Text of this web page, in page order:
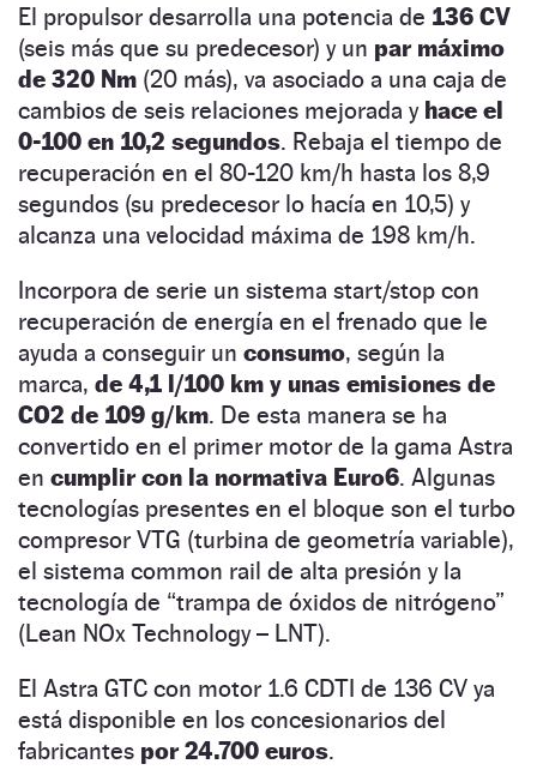
El propulsor desarrolla una potencia de 136 CV
(seis más que su predecesor) y un par máximo
de 320 Nm (20 más), va asociado a una caja de
cambios de seis relaciones mejorada y hace el
0-100 en 10,2 segundos. Rebaja el tiempo de
recuperación en el 80-120 km/h hasta los 8,9
segundos (su predecesor lo hacía en 10,5) y
alcanza una velocidad máxima de 198 km/h.
Incorpora de serie un sistema start/stop con
recuperación de energía en el frenado que le
ayuda a conseguir un consumo, según la
marca, de 4,1 l/100 km y unas emisiones de
CO2 de 109 g/km. De esta manera se ha
convertido en el primer motor de la gama Astra
en cumplir con la normativa Euro6. Algunas
tecnologías presentes en el bloque son el turbo
compresor VTG (turbina de geometría variable),
el sistema common rail de alta presión y la
tecnología de “trampa de óxidos de nitrógeno”
(Lean NOx Technology – LNT).
El Astra GTC con motor 1.6 CDTI de 136 CV ya
está disponible en los concesionarios del
fabricantes por 24.700 euros.